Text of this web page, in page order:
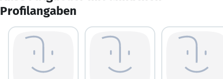
Profilangaben